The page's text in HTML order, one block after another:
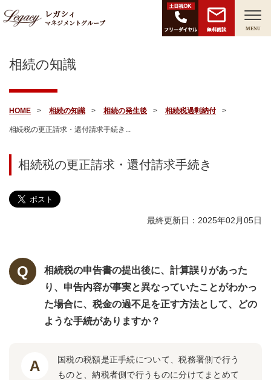
レガシィ
マネジメントグループ
無料面談 MENU
相続の知識
HOME 相続の知識 相続の発生後 相続税過剰納付
相続税の更正請求・還付請求手続き...
相続税の更正請求・還付請求手続き
最終更新日：2025年02月05日
相続税の申告書の提出後に、計算誤りがあった
り、申告内容が事実と異なっていたことがわかっ
た場合に、税金の過不足を正す方法として、どの
ような手続がありますか？
国税の税額是正手続について、税務署側で行う
ものと、納税者側で行うものに分けてまとめて